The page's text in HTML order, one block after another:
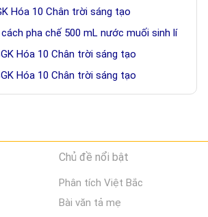
Hóa 10 Chân trời sáng tạo
pha chế 500 mL nước muối sinh lí
Hóa 10 Chân trời sáng tạo
Hóa 10 Chân trời sáng tạo
Chủ đề nổi bật
Phân tích Việt Bắc
Bài văn tả mẹ